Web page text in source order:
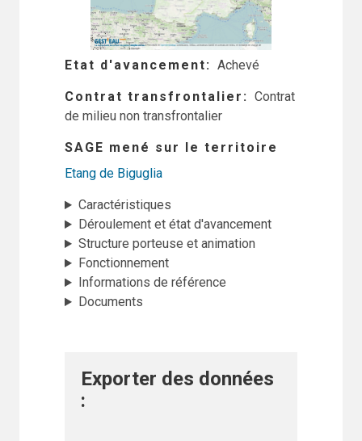
Etat d'avancement Achevé
Contrat transfrontalier
Contrat
de milieu non transfrontalier
SAGE mené sur le territoire
Etang de Biguglia
Caractéristiques
Déroulement et état d'avancement
Structure porteuse et animation
Fonctionnement
Informations de référence
Documents
Exporter des données
: